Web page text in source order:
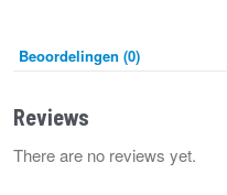
Beoordelingen (0)
Reviews
There are no reviews yet.